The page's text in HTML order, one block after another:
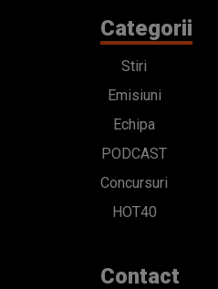
Categorii
Stiri
Emisiuni
Echipa
PODCAST
Concursuri
HOT40
Contact